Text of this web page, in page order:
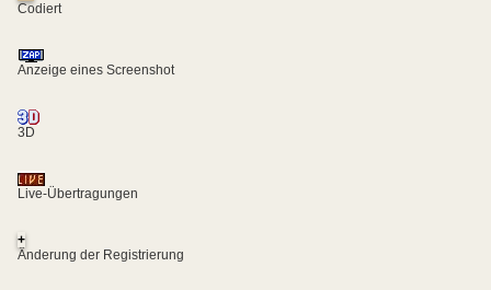
Codiert
Anzeige eines Screenshot
3D
Live-Übertragungen
+
Änderung der Registrierung